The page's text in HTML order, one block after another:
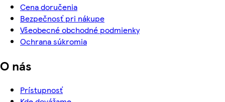
Cena doručenia
Bezpečnosť pri nákupe
Všeobecné obchodné podmienky
Ochrana súkromia
O nás
Prístupnosť